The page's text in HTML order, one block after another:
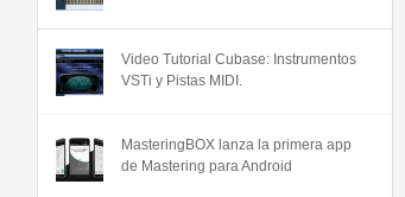
Video Tutorial Cubase: Instrumentos
VSTi y Pistas MIDI.
MasteringBOX lanza la primera app
de Mastering para Android